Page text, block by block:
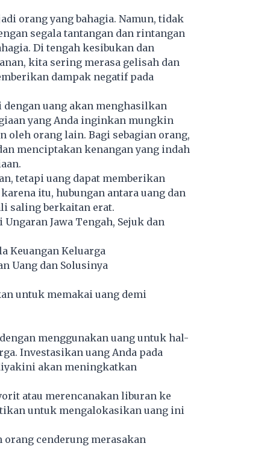
orang yang bahagia. Namun, tidak
segala tantangan dan rintangan
Di tengah kesibukan dan
kita sering merasa gelisah dan
dampak negatif pada
uang akan menghasilkan
yang Anda inginkan mungkin
oleh orang lain. Bagi sebagian orang,
menciptakan kenangan yang indah
tetapi uang dapat memberikan
itu, hubungan antara uang dan
saling berkaitan erat.
Jawa Tengah, Sejuk dan
Keuangan Keluarga
Uang dan Solusinya
untuk memakai uang demi
menggunakan uang untuk hal-
Investasikan uang Anda pada
akan meningkatkan
atau merencanakan liburan ke
untuk mengalokasikan uang ini
orang cenderung merasakan